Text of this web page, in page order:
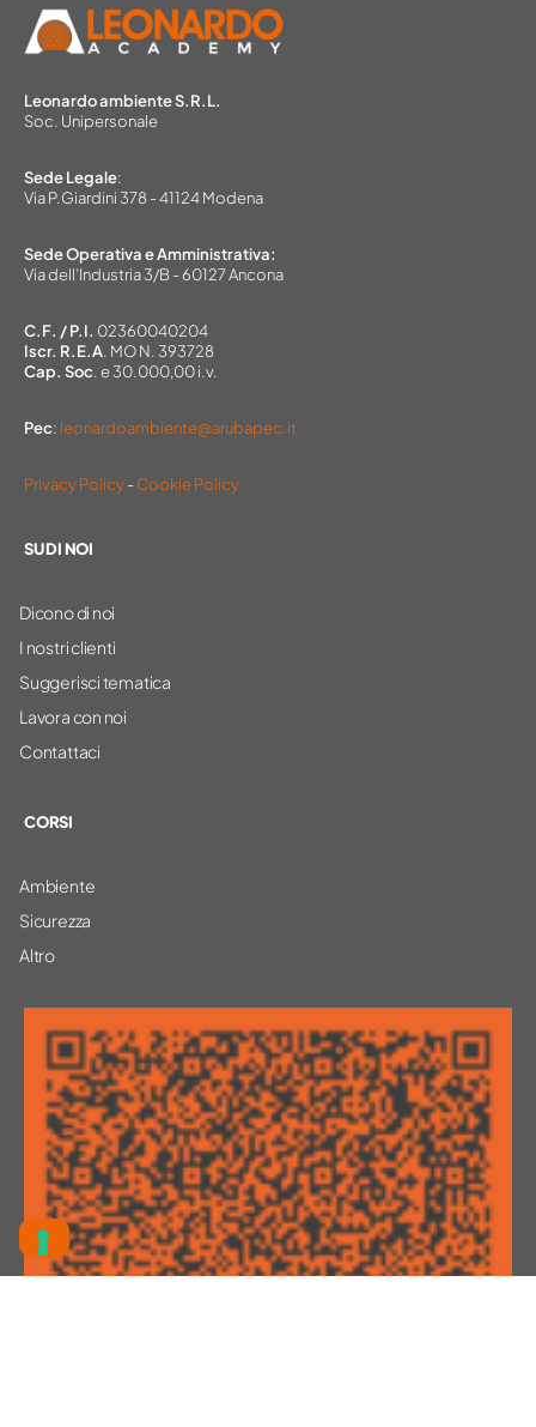
Leonardo ambiente S.R.L.
Soc. Unipersonale
Sede Legale:
Via P.Giardini 378 - 41124 Modena
Sede Operativa e Amministrativa:
Via dell’Industria 3/B - 60127 Ancona
C.F. / P.I. 02360040204
Iscr. R.E.A. MO N. 393728
Cap. Soc. e 30.000,00 i.v.
Pec: leonardoambiente@arubapec.it
Privacy Policy-Cookie Policy
SU DI NOI
Dicono di noi
I nostri clienti
Suggerisci tematica
Lavora con noi
Contattaci
CORSI
Ambiente
Sicurezza
Altro